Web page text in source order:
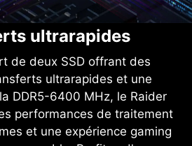
ultrarapides
de deux SSD offrant des
ultrarapides et une
DDR5-6400 MHz, le Raider
performances de traitement
et une expérience gaming